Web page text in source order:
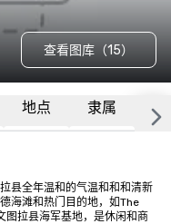
查看图库（15）
地点 隶属 更
县全年温和的气温和和和清新
海滩和热门目的地，如The
拉县海军基地，是休闲和商